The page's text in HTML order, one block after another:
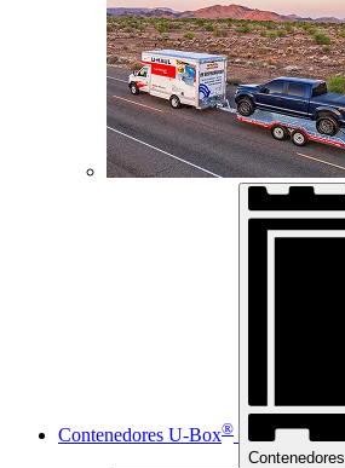
Contenedores U-Box®
Contenedores